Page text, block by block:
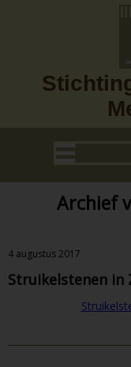
Archief
4 augustus 2017
Struikelstenen in